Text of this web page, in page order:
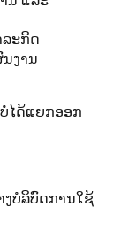
ລະກິດ
ງານ
ໄດ້ແຍກອອກ
ບໍລິບົດການໃຊ້